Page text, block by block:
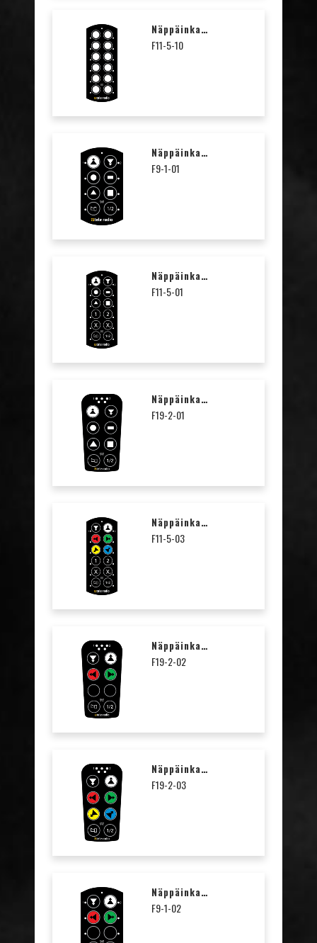
Näppäinkalvo Transparent T11-5 / T17-12 / T29-12, Sis. Symboliarkki
F11-5-10
Näppäinkalvo Nosturisymbolit T9-1 / T17-8
F9-1-01
Näppäinkalvo Nosturisymbolit T11-5 / T17-12 / T29-12
F11-5-01
Näppäinkalvo Nosturisymbolit T19-2
F19-2-01
Näppäinkalvo Nuolet T11-5 / T17-12 / T29-12
F11-5-03
Näppäinkalvo Nuolet T19-2
F19-2-02
Näppäinkalvo Nuolet T19-2
F19-2-03
Näppäinkalvo Nuolet T9-1 / T17-8
F9-1-02